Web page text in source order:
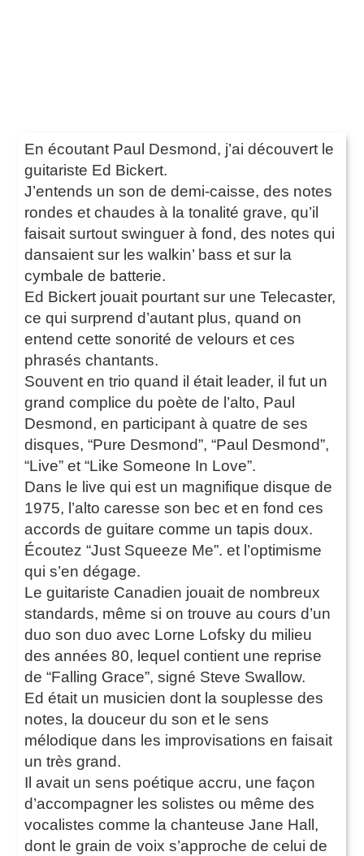
En écoutant Paul Desmond, j’ai découvert le
guitariste Ed Bickert.
J’entends un son de demi-caisse, des notes
rondes et chaudes à la tonalité grave, qu’il
faisait surtout swinguer à fond, des notes qui
dansaient sur les walkin’ bass et sur la
cymbale de batterie.
Ed Bickert jouait pourtant sur une Telecaster,
ce qui surprend d’autant plus, quand on
entend cette sonorité de velours et ces
phrasés chantants.
Souvent en trio quand il était leader, il fut un
grand complice du poète de l’alto, Paul
Desmond, en participant à quatre de ses
disques, “Pure Desmond”, “Paul Desmond”,
“Live” et “Like Someone In Love”.
Dans le live qui est un magnifique disque de
1975, l’alto caresse son bec et en fond ces
accords de guitare comme un tapis doux.
Écoutez “Just Squeeze Me”. et l’optimisme
qui s’en dégage.
Le guitariste Canadien jouait de nombreux
standards, même si on trouve au cours d’un
duo son duo avec Lorne Lofsky du milieu
des années 80, lequel contient une reprise
de “Falling Grace”, signé Steve Swallow.
Ed était un musicien dont la souplesse des
notes, la douceur du son et le sens
mélodique dans les improvisations en faisait
un très grand.
Il avait un sens poétique accru, une façon
d’accompagner les solistes ou même des
vocalistes comme la chanteuse Jane Hall,
dont le grain de voix s’approche de celui de